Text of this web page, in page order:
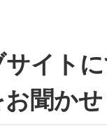
イト
聞か